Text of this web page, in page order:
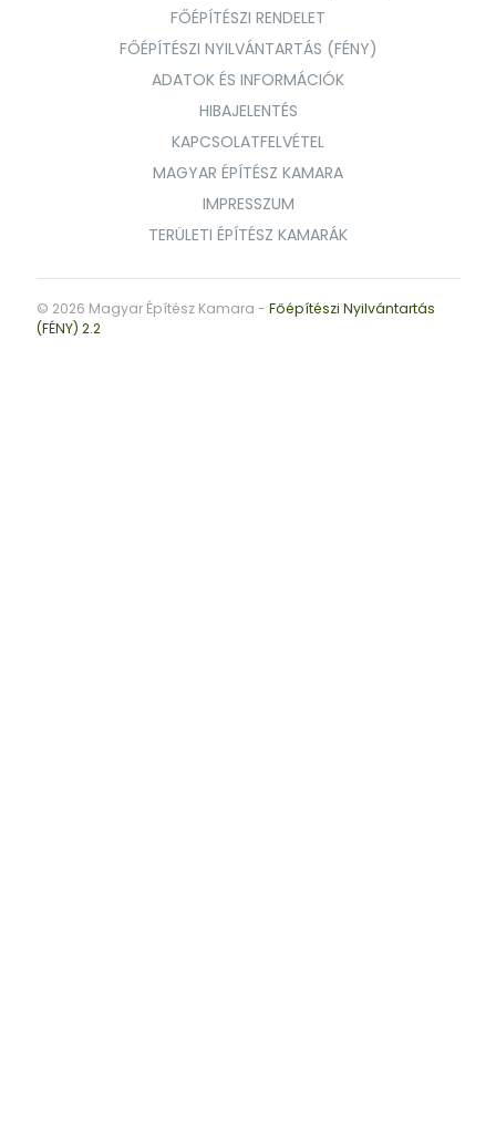
FŐÉPÍTÉSZI RENDELET
FŐÉPÍTÉSZI NYILVÁNTARTÁS (FÉNY)
ADATOK ÉS INFORMÁCIÓK
HIBAJELENTÉS
KAPCSOLATFELVÉTEL
MAGYAR ÉPÍTÉSZ KAMARA
IMPRESSZUM
TERÜLETI ÉPÍTÉSZ KAMARÁK
© 2026 Magyar Építész Kamara - Főépítészi Nyilvántartás
(FÉNY) 2.2